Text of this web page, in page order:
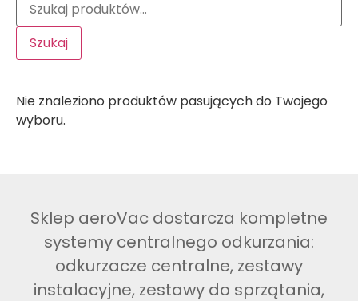
Szukaj
Nie znaleziono produktów pasujących do Twojego
wyboru.
Sklep aeroVac dostarcza kompletne
systemy centralnego odkurzania:
odkurzacze centralne, zestawy
instalacyjne, zestawy do sprzątania,